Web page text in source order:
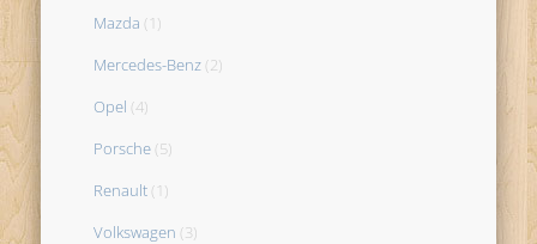
Mazda (1)
Mercedes-Benz (2)
Opel (4)
Porsche (5)
Renault (1)
Volkswagen (3)